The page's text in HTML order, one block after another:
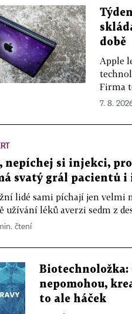
době
Apple
Firma
7. 8.
nepíchej si injekci,
svatý grál pacientů i
lidé sami píchají jen velmi
užívání léků averzi sedm z
čtení
Biotechnoložka:
nepomohou,
to ale háček